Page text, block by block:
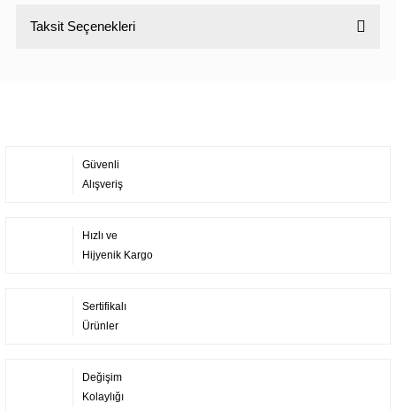
Taksit Seçenekleri
Güvenli
Alışveriş
Hızlı ve
Hijyenik Kargo
Sertifikalı
Ürünler
Değişim
Kolaylığı